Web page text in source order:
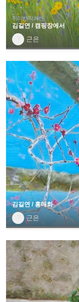
취미반/작가반
김길연 / 캠핑장에서
근은
김길연 / 홍매화
근은